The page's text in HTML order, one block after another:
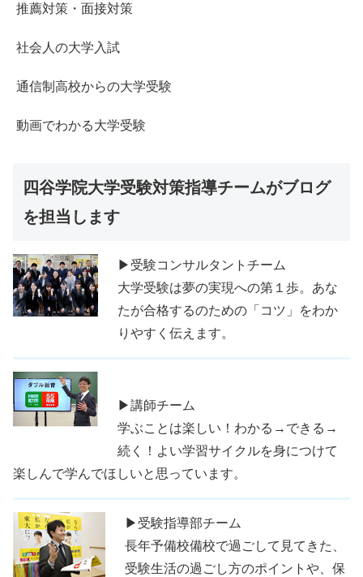
推薦対策・面接対策
社会人の大学入試
通信制高校からの大学受験
動画でわかる大学受験
四谷学院大学受験対策指導チームがブログ
を担当します
▶受験コンサルタントチーム
大学受験は夢の実現への第１歩。あな
たが合格するのための「コツ」をわか
りやすく伝えます。
▶講師チーム
学ぶことは楽しい！わかる→できる→
続く！よい学習サイクルを身につけて
楽しんで学んでほしいと思っています。
▶受験指導部チーム
長年予備校備校で過ごして見てきた、
受験生活の過ごし方のポイントや、保